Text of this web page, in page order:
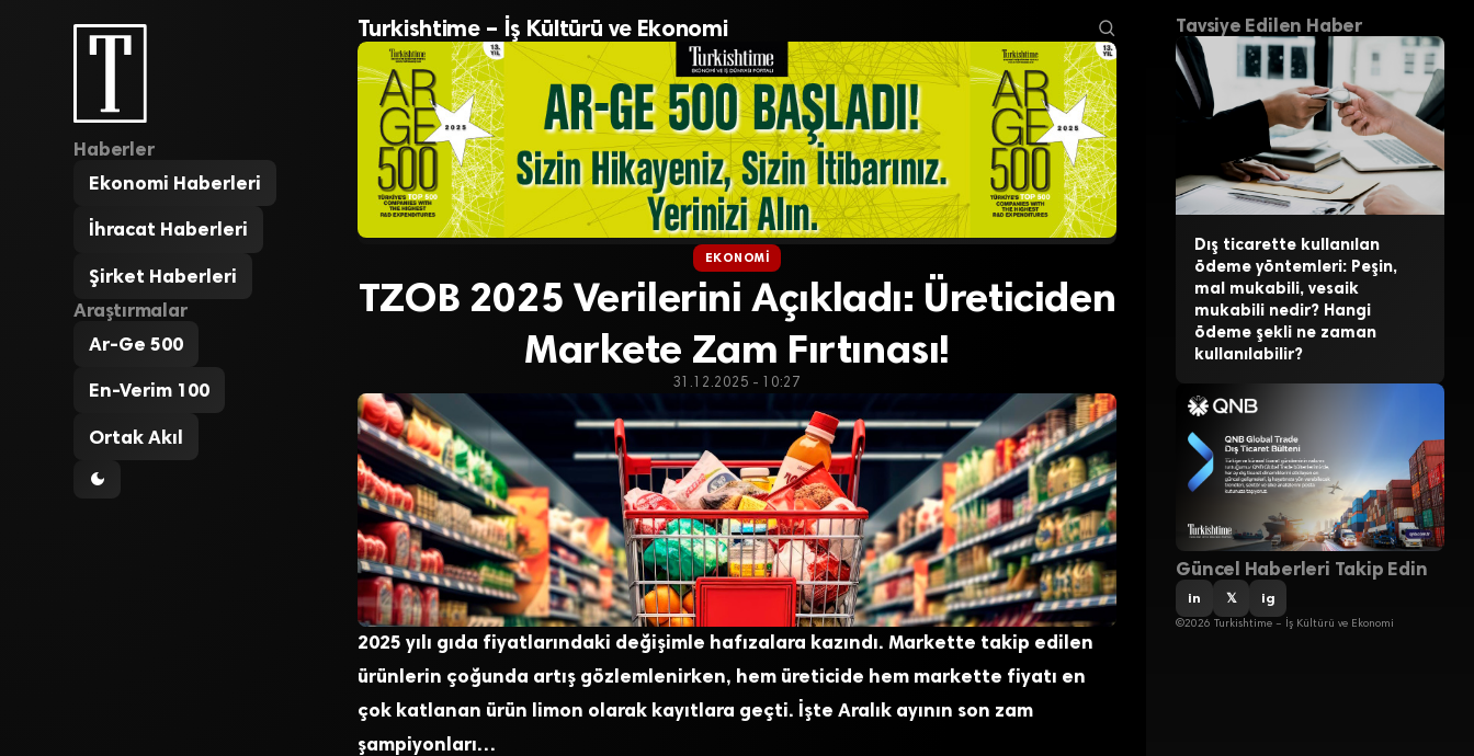
Haberler
Ekonomi Haberleri
İhracat Haberleri
Şirket Haberleri
Araştırmalar
Ar-Ge 500
En-Verim 100
Ortak Akıl
Turkishtime – İş Kültürü ve Ekonomi
EKONOMI
TZOB 2025 Verilerini Açıkladı: Üreticiden
Markete Zam Fırtınası!
31.12.2025 - 10:27
2025 yılı gıda fiyatlarındaki değişimle hafızalara kazındı. Markette takip edilen
ürünlerin çoğunda artış gözlemlenirken, hem üreticide hem markette fiyatı en
çok katlanan ürün limon olarak kayıtlara geçti. İşte Aralık ayının son zam
şampiyonları…
Tavsiye Edilen Haber
Dış ticarette kullanılan
ödeme yöntemleri: Peşin,
mal mukabili, vesaik
mukabili nedir? Hangi
ödeme şekli ne zaman
kullanılabilir?
Güncel Haberleri Takip Edin
in 𝕏 ig
©2026 Turkishtime – İş Kültürü ve Ekonomi